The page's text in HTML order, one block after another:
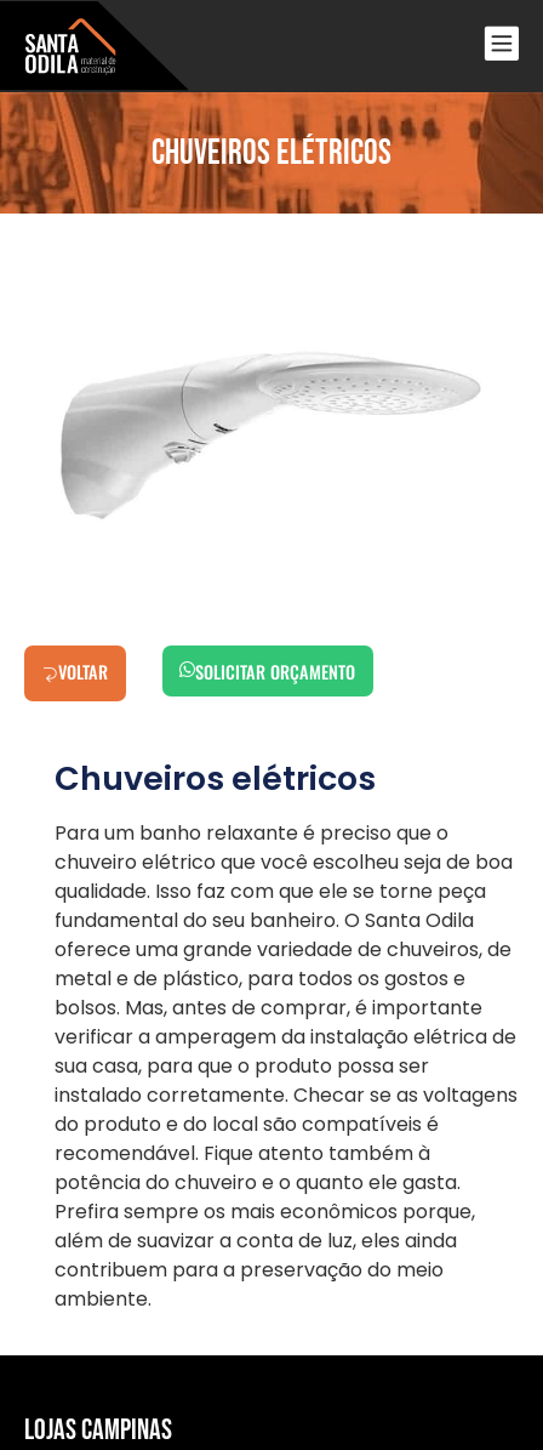
Chuveiros elétricos
VOLTAR SOLICITAR ORÇAMENTO
Chuveiros elétricos
Para um banho relaxante é preciso que o
chuveiro elétrico que você escolheu seja de boa
qualidade. Isso faz com que ele se torne peça
fundamental do seu banheiro. O Santa Odila
oferece uma grande variedade de chuveiros, de
metal e de plástico, para todos os gostos e
bolsos. Mas, antes de comprar, é importante
verificar a amperagem da instalação elétrica de
sua casa, para que o produto possa ser
instalado corretamente. Checar se as voltagens
do produto e do local são compatíveis é
recomendável. Fique atento também à
potência do chuveiro e o quanto ele gasta.
Prefira sempre os mais econômicos porque,
além de suavizar a conta de luz, eles ainda
contribuem para a preservação do meio
ambiente.
LOJAS CAMPINAS